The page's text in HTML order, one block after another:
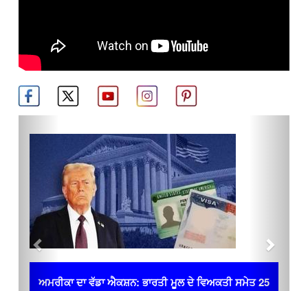
ਅਮਰੀਕਾ ਦਾ ਵੱਡਾ ਐਕਸ਼ਨ: ਭਾਰਤੀ ਮੂਲ ਦੇ ਵਿਅਕਤੀ ਸਮੇਤ 25